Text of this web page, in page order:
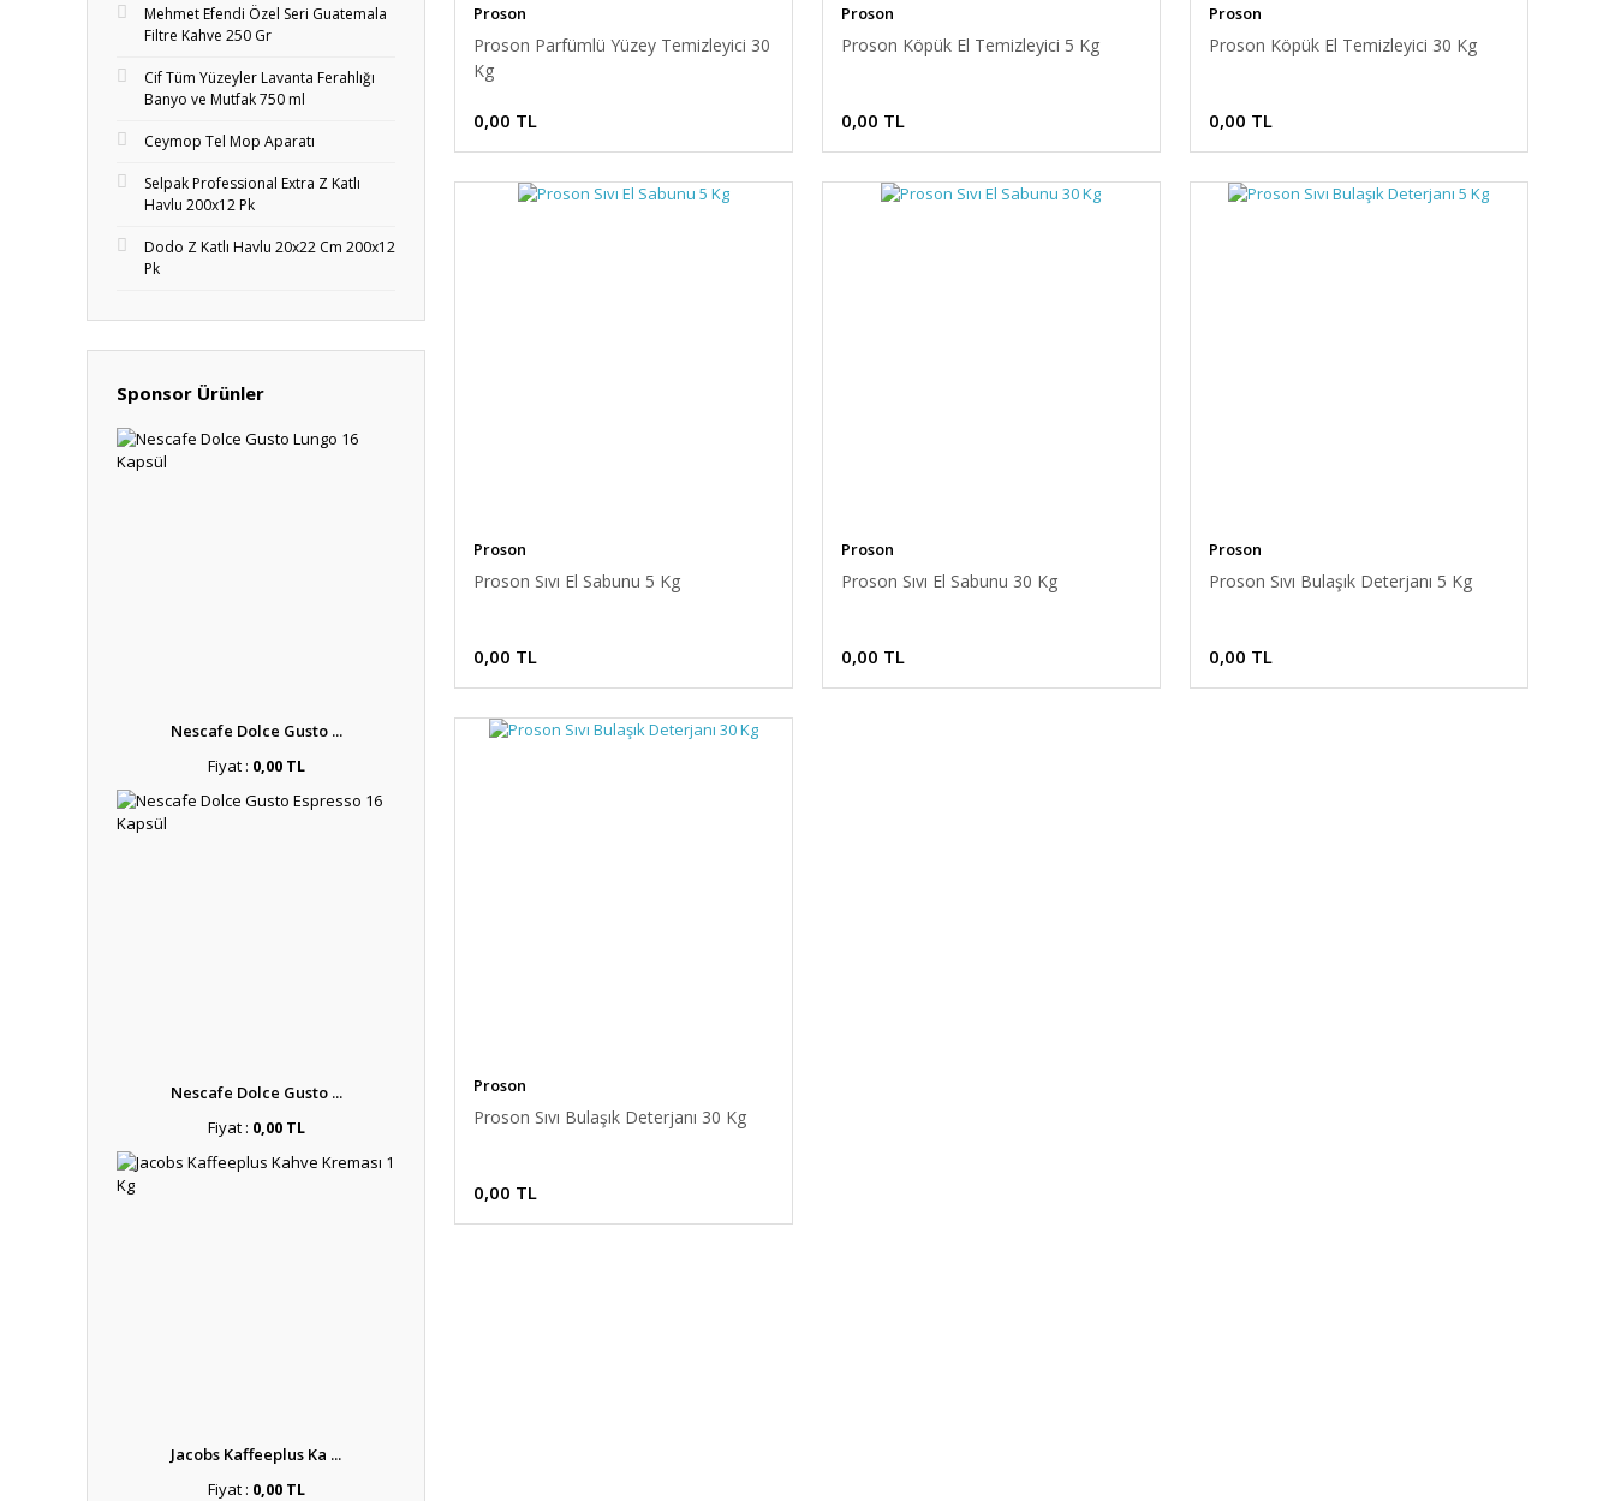
Mehmet Efendi Özel Seri Guatemala
Filtre Kahve 250 Gr
Cif Tüm Yüzeyler Lavanta Ferahlığı
Banyo ve Mutfak 750 ml
Ceymop Tel Mop Aparatı
Selpak Professional Extra Z Katlı
Havlu 200x12 Pk
Dodo Z Katlı Havlu 20x22 Cm 200x12
Pk
Sponsor Ürünler
Nescafe Dolce Gusto ...
Fiyat : 0,00 TL
Nescafe Dolce Gusto ...
Fiyat : 0,00 TL
Jacobs Kaffeeplus Ka ...
Fiyat : 0,00 TL
Proson
Proson Parfümlü Yüzey Temizleyici 30
Kg
0,00 TL
Proson
Proson Köpük El Temizleyici 5 Kg
0,00 TL
Proson
Proson Köpük El Temizleyici 30 Kg
0,00 TL
Proson
Proson Sıvı El Sabunu 5 Kg
0,00 TL
Proson
Proson Sıvı El Sabunu 30 Kg
0,00 TL
Proson
Proson Sıvı Bulaşık Deterjanı 5 Kg
0,00 TL
Proson
Proson Sıvı Bulaşık Deterjanı 30 Kg
0,00 TL